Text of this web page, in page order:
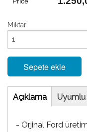
Miktar
Sepete ekle
Tab
Açıklama(etkin
- Orjinal Ford